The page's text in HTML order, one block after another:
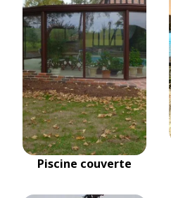
Piscine couverte